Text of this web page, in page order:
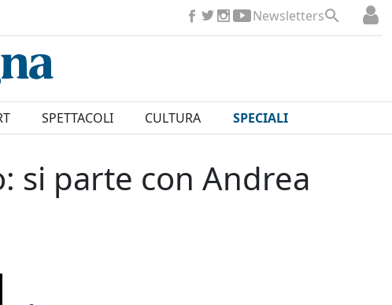
Newsletters
SPETTACOLI CULTURA SPECIALI
si parte con Andrea